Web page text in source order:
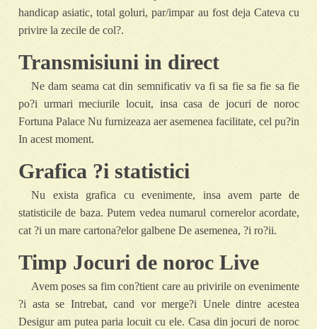
handicap asiatic, total goluri, par/impar au fost deja Cateva cu
privire la zecile de col?.
Transmisiuni in direct
Ne dam seama cat din semnificativ va fi sa fie sa fie sa fie
po?i urmari meciurile locuit, insa casa de jocuri de noroc
Fortuna Palace Nu furnizeaza aer asemenea facilitate, cel pu?in
In acest moment.
Grafica ?i statistici
Nu exista grafica cu evenimente, insa avem parte de
statisticile de baza. Putem vedea numarul cornerelor acordate,
cat ?i un mare cartona?elor galbene De asemenea, ?i ro?ii.
Timp Jocuri de noroc Live
Avem poses sa fim con?tient care au privirile on evenimente
?i asta se Intrebat, cand vor merge?i Unele dintre acestea
Desigur am putea paria locuit cu ele. Casa din jocuri de noroc